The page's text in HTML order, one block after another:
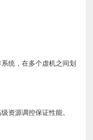
系统，在多个虚机之间划
资源调控保证性能。